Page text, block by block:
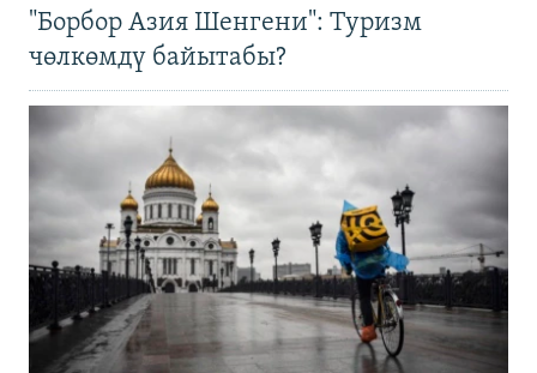
"Борбор Азия Шенгени": Туризм
чөлкөмдү байытабы?